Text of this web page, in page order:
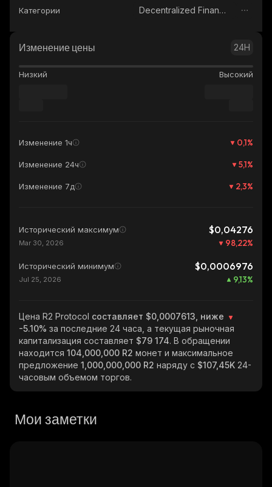
Категории Decentralized Finance (DeFi)
Изменение цены 24H
Низкий Высокий
Изменение 1ч 0,1%
Изменение 24ч 5,1%
Изменение 7д 2,3%
Исторический максимум $0,04276
Mar 30, 2026 98,22%
Исторический минимум $0,0006976
Jul 25, 2026 9,13%
Цена R2 Protocol составляет $0,0007613, ниже
-5.10% за последние 24 часа, а текущая рыночная
капитализация составляет $79 174. В обращении
находится 104,000,000 R2 монет и максимальное
предложение 1,000,000,000 R2 наряду с $107,45K 24-
часовым объемом торгов.
Мои заметки